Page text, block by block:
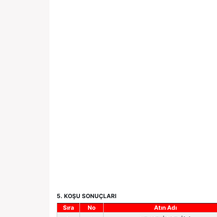
5. KOŞU SONUÇLARI
Sıra
No Atın Adı